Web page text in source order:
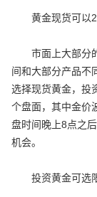
黄金现货可以
市面上大部分的
间和大部分产品不
选择现货黄金，投
个盘面，其中金价
盘时间晚上8点之
机会。
投资黄金可选限